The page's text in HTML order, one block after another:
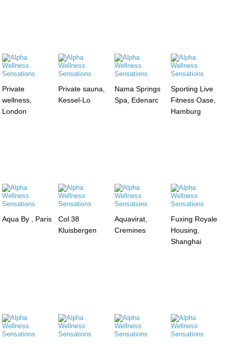
Private
wellness,
London
Private sauna,
Kessel-Lo
Nama Springs
Spa, Edenarc
Sporting Live
Fitness Oase,
Hamburg
Aqua By , Paris
Col 38
Kluisbergen
Aquavirat,
Cremines
Fuxing Royale
Housing,
Shanghai